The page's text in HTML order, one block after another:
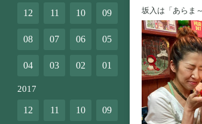
坂入は「あらま
12 11 10 09
08 07 06 05
04 03 02 01
2017
12 11 10 09